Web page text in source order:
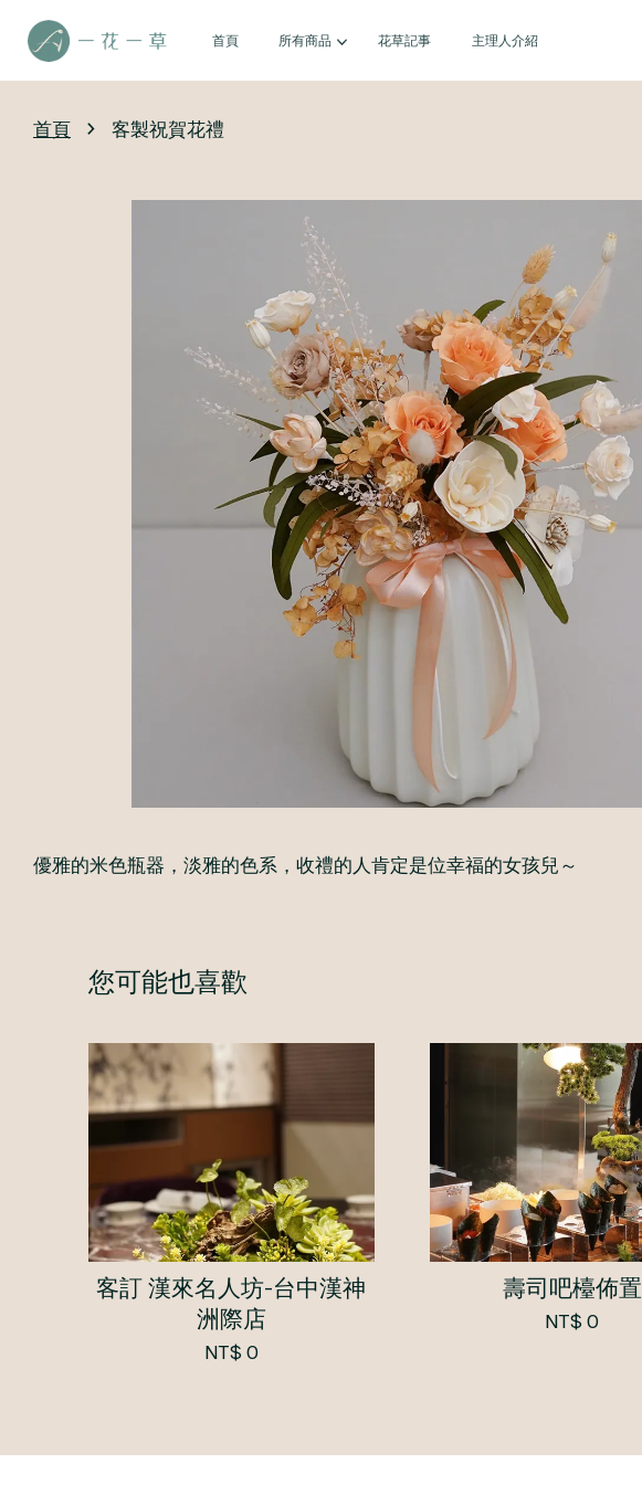
首頁 所有商品 花草記事 主理人介紹
首頁 › 客製祝賀花禮
優雅的米色瓶器，淡雅的色系，收禮的人肯定是位幸福的女孩兒～
您可能也喜歡
客訂 漢來名人坊-台中漢神
洲際店
NT$ 0
壽司吧檯佈置
NT$ 0